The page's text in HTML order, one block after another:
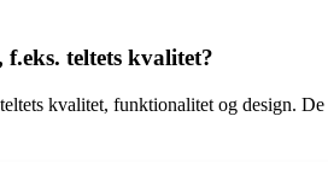
teltets kvalitet?
kvalitet, funktionalitet og design.